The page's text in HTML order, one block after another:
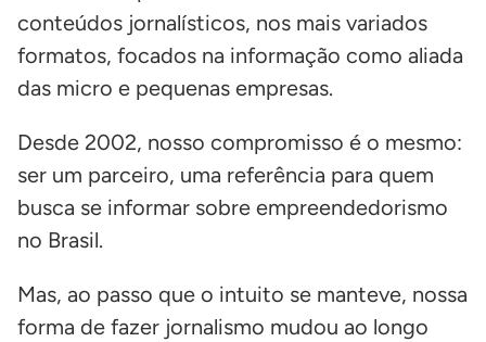
conteúdos jornalísticos, nos mais variados
formatos, focados na informação como aliada
das micro e pequenas empresas.
Desde 2002, nosso compromisso é o mesmo:
ser um parceiro, uma referência para quem
busca se informar sobre empreendedorismo
no Brasil.
Mas, ao passo que o intuito se manteve, nossa
forma de fazer jornalismo mudou ao longo